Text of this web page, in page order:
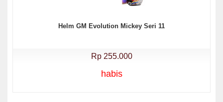
Helm GM Evolution Mickey Seri 11
Rp 255.000
habis